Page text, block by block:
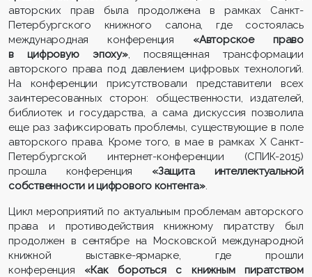
авторских прав была продолжена в рамках Санкт-
Петербургского книжного салона, где состоялась
международная конференция «Авторское право
в цифровую эпоху», посвященная трансформации
авторского права под давлением цифровых технологий.
На конференции присутствовали представители всех
заинтересованных сторон: общественности, издателей,
библиотек и государства, а сама дискуссия позволила
еще раз зафиксировать проблемы, существующие в поле
авторского права. Кроме того, в мае в рамках X Санкт-
Петербургской интернет-конференции (СПИК-2015)
прошла конференция «Защита интеллектуальной
собственности и цифрового контента».
Цикл мероприятий по актуальным проблемам авторского
права и противодействия книжному пиратству был
продолжен в сентябре на Московской международной
книжной выставке-ярмарке, где прошли
конференция «Как бороться с книжным пиратством